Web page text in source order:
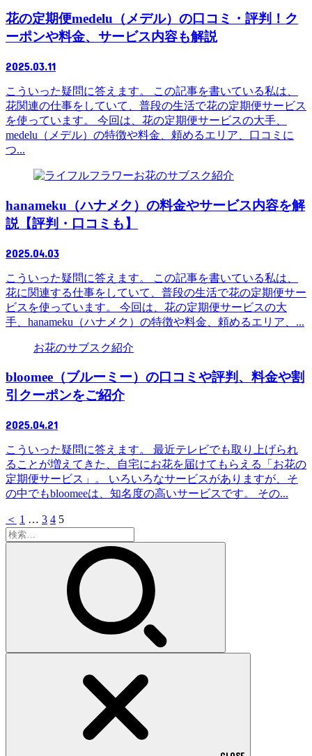
花の定期便medelu（メデル）の口コミ・評判！ク
ーポンや料金、サービス内容も解説
2025.03.11
こういった疑問に答えます。 この記事を書いている私は、
花関連の仕事をしていて、普段の生活で花の定期便サービス
を使っています。 今回は、花の定期便サービスの大手、
medelu（メデル）の特徴や料金、頼めるエリア、口コミに
つ...
お花のサブスク紹介
hanameku（ハナメク）の料金やサービス内容を解
説【評判・口コミも】
2025.04.03
こういった疑問に答えます。 この記事を書いている私は、
花に関連する仕事をしていて、普段の生活で花の定期便サー
ビスを使っています。 今回は、花の定期便サービスの大
手、hanameku（ハナメク）の特徴や料金、頼めるエリア、...
お花のサブスク紹介
bloomee（ブルーミー）の口コミや評判、料金や割
引クーポンをご紹介
2025.04.21
こういった疑問に答えます。 最近テレビでも取り上げられ
ることが増えてきた、自宅にお花を届けてもらえる「お花の
定期便サービス」。 いろいろなサービスがありますが、そ
の中でもbloomeeは、知名度の高いサービスです。 その...
＜ 1 … 3 4 5
検
索: